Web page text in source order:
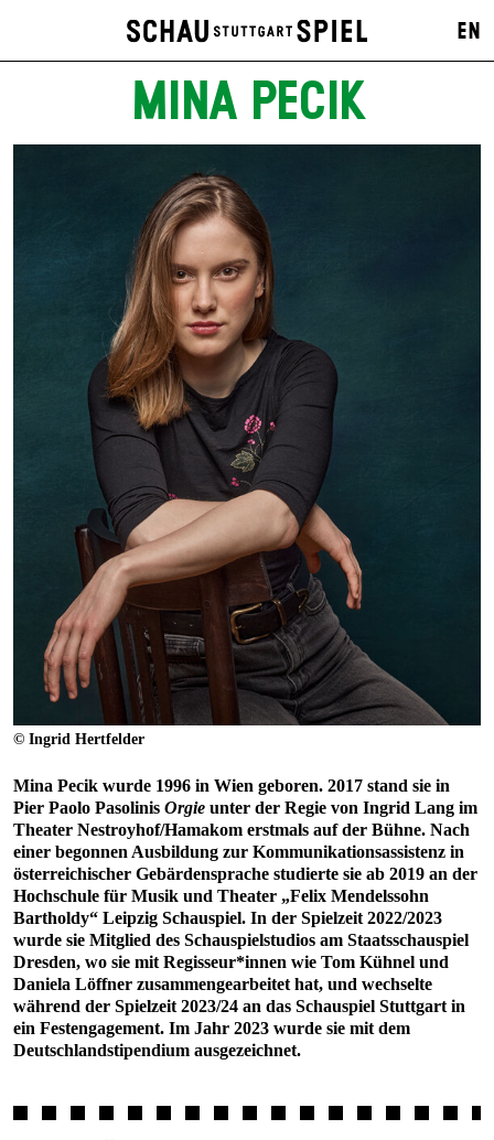
EN
MINA PECIK
© Ingrid Hertfelder
Mina Pecik wurde 1996 in Wien geboren. 2017 stand sie in
Pier Paolo Pasolinis Orgie unter der Regie von Ingrid Lang im
Theater Nestroyhof/Hamakom erstmals auf der Bühne. Nach
einer begonnen Ausbildung zur Kommunikationsassistenz in
österreichischer Gebärdensprache studierte sie ab 2019 an der
Hochschule für Musik und Theater „Felix Mendelssohn
Bartholdy“ Leipzig Schauspiel. In der Spielzeit 2022/2023
wurde sie Mitglied des Schauspielstudios am Staatsschauspiel
Dresden, wo sie mit Regisseur*innen wie Tom Kühnel und
Daniela Löffner zusammengearbeitet hat, und wechselte
während der Spielzeit 2023/24 an das Schauspiel Stuttgart in
ein Festengagement. Im Jahr 2023 wurde sie mit dem
Deutschlandstipendium ausgezeichnet.